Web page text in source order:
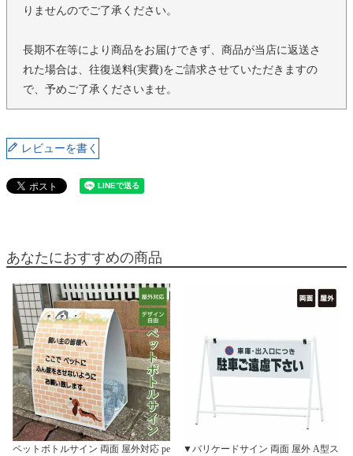
りませんのでご了承ください。
長期不在等により商品をお届けできず、商品が当店に返送さ
れた場合は、往復送料(実費)をご請求させていただきますの
で、予めご了承くださいませ。
レビューを書く
あなたにおすすめの商品
ペットボトルサイン 両面 屋外対応 pe
▼バリケードサイン 両面 屋外 A型ス